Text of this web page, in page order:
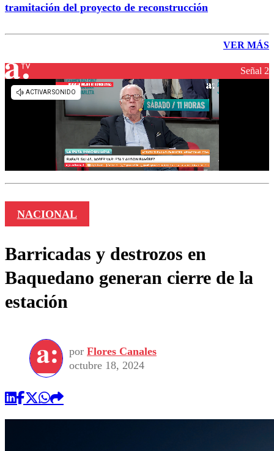
tramitación del proyecto de reconstrucción
VER MÁS
Señal 2
NACIONAL
Barricadas y destrozos en
Baquedano generan cierre de la
estación
por Flores Canales
octubre 18, 2024